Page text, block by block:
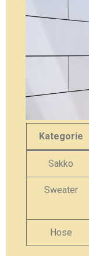
Kategorie
Sakko
Sweater
Hose